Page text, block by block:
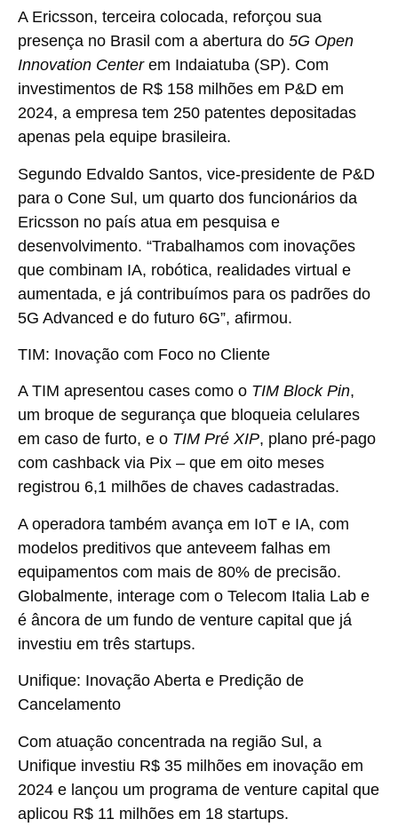
A Ericsson, terceira colocada, reforçou sua
presença no Brasil com a abertura do 5G Open
Innovation Centerem Indaiatuba (SP). Com
investimentos de R$ 158 milhões em P&D em
2024, a empresa tem 250 patentes depositadas
apenas pela equipe brasileira.
Segundo Edvaldo Santos, vice-presidente de P&D
para o Cone Sul, um quarto dos funcionários da
Ericsson no país atua em pesquisa e
desenvolvimento. “Trabalhamos com inovações
que combinam IA, robótica, realidades virtual e
aumentada, e já contribuímos para os padrões do
5G Advanced e do futuro 6G”, afirmou.
TIM: Inovação com Foco no Cliente
A TIM apresentou cases como o TIM Block Pin,
um broque de segurança que bloqueia celulares
em caso de furto, e o TIM Pré XIP, plano pré-pago
com cashback via Pix – que em oito meses
registrou 6,1 milhões de chaves cadastradas.
A operadora também avança em IoT e IA, com
modelos preditivos que anteveem falhas em
equipamentos com mais de 80% de precisão.
Globalmente, interage com o Telecom Italia Lab e
é âncora de um fundo de venture capital que já
investiu em três startups.
Unifique: Inovação Aberta e Predição de
Cancelamento
Com atuação concentrada na região Sul, a
Unifique investiu R$ 35 milhões em inovação em
2024 e lançou um programa de venture capital que
aplicou R$ 11 milhões em 18 startups.